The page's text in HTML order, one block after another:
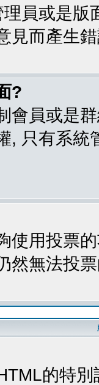
員或是
見而產生
?
會員或是
, 只有系
使用投票
然無法投
的特